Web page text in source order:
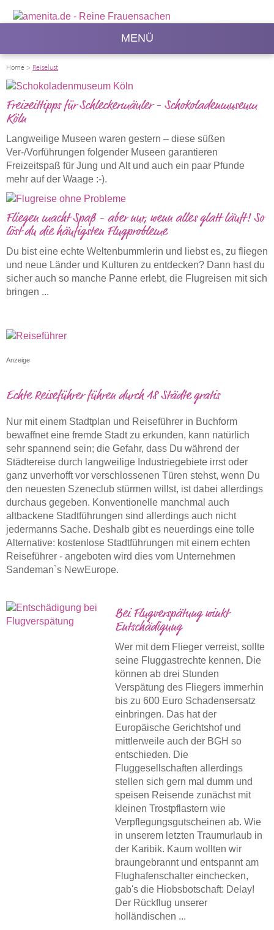
MENÜ
Home > Reiselust
Freizeittipps für Schleckermäuler - Schokoladenmuseum
Köln
Langweilige Museen waren gestern – diese süßen
Ver-/Vorführungen folgender Museen garantieren
Freizeitspaß für Jung und Alt und auch ein paar Pfunde
mehr auf der Waage :-).
Fliegen macht Spaß - aber nur, wenn alles glatt läuft! So
löst du die häufigsten Flugprobleme
Du bist eine echte Weltenbummlerin und liebst es, zu fliegen
und neue Länder und Kulturen zu entdecken? Dann hast du
sicher auch so manche Panne erlebt, die Flugreisen mit sich
bringen ...
Anzeige
Echte Reiseführer führen durch 18 Städte gratis
Nur mit einem Stadtplan und Reiseführer in Buchform
bewaffnet eine fremde Stadt zu erkunden, kann natürlich
sehr spannend sein; die Gefahr, dass Du während der
Städtereise durch langweilige Industriegebiete irrst oder
ganz unverhofft vor verschlossenen Türen stehst, wenn Du
den neuesten Szeneclub stürmen willst, ist dabei allerdings
durchaus gegeben. Konventionelle manchmal auch
altbackene Stadtführungen sind allerdings auch nicht
jedermanns Sache. Deshalb gibt es neuerdings eine tolle
Alternative: kostenlose Stadtführungen mit einem echten
Reiseführer - angeboten wird dies vom Unternehmen
Sandeman`s NewEurope.
Bei Flugverspätung winkt
Entschädigung
Wer mit dem Flieger verreist, sollte
seine Fluggastrechte kennen. Die
können ab drei Stunden
Verspätung des Fliegers immerhin
bis zu 600 Euro Schadensersatz
einbringen. Das hat der
Europäische Gerichtshof und
mittlerweile auch der BGH so
entschieden. Die
Fluggesellschaften allerdings
stellen sich gern mal dumm und
speisen Reisende zunächst mit
kleinen Trostpflastern wie
Verpflegungsgutscheinen ab. Wie
in unserem letzten Traumurlaub in
der Karibik. Kaum wollten wir
braungebrannt und entspannt am
Flughafenschalter einchecken,
gab's die Hiobsbotschaft: Delay!
Der Rückflug unserer
holländischen ...